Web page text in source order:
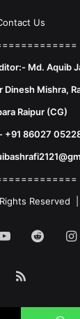
Us
Md. Aquib
Mishra,
Raipur (CG)
+91 86027
Reserved |
YouTubeReddit
RSS